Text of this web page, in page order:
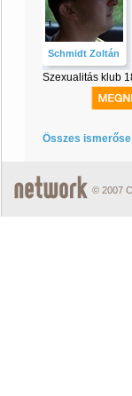
Schmidt Zoltán
Szexualitás klub
Összes ismerőse
© 2007